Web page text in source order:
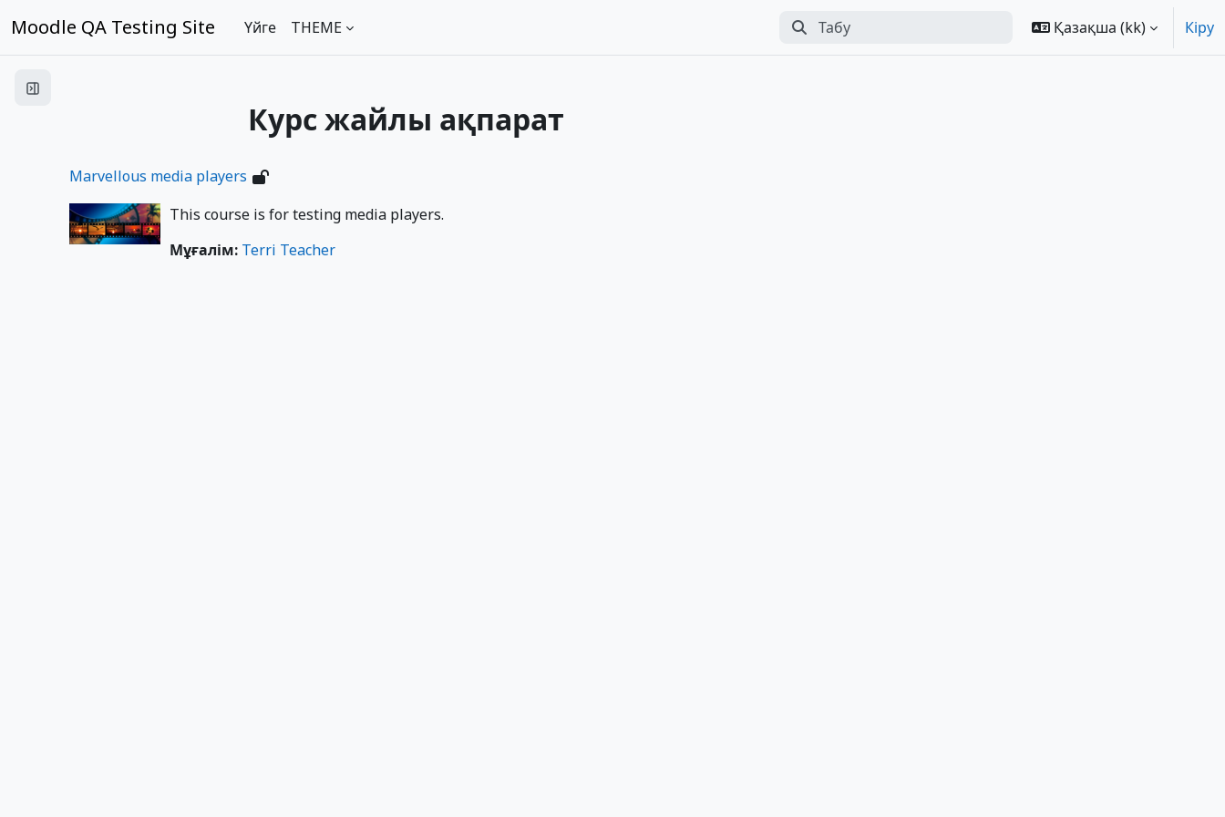
Moodle QA Testing Site Үйге THEME Табу
Perform search Қазақша ‎(kk)‎ Кіру
Open course index
Курс жайлы ақпарат
Marvellous media players
This course is for testing media players.
Мұғалім: Terri Teacher